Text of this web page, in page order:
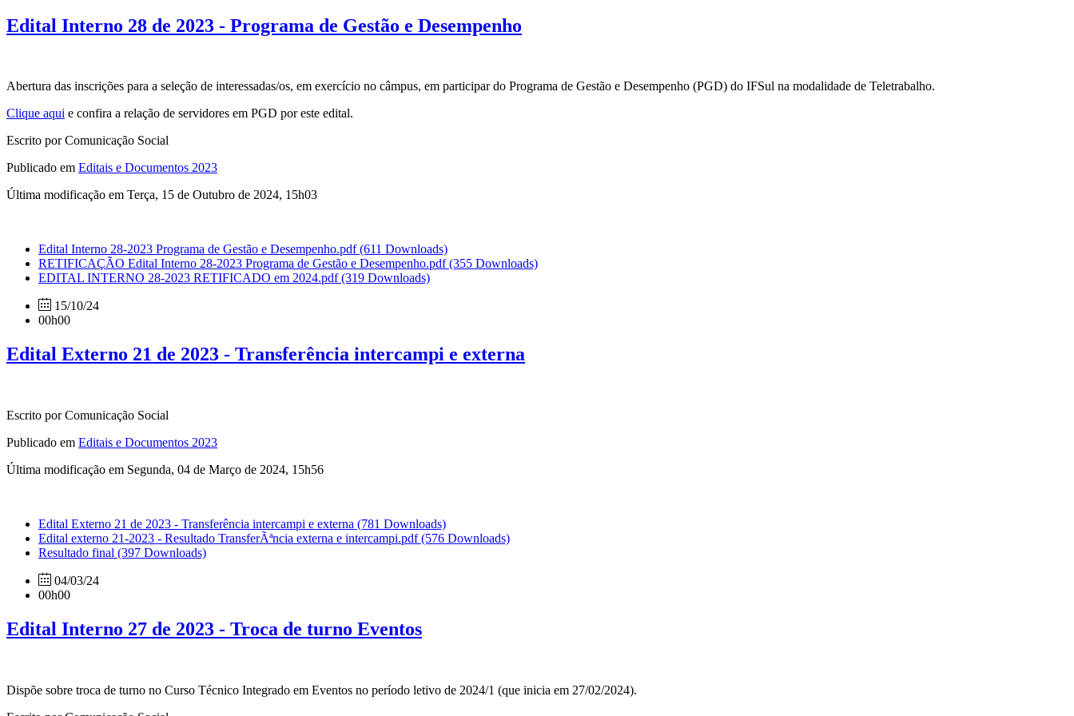
Edital Interno 28 de 2023 - Programa de Gestão e Desempenho
Abertura das inscrições para a seleção de interessadas/os, em exercício no câmpus, em participar do Programa de Gestão e Desempenho (PGD) do IFSul na modalidade de Teletrabalho.
Clique aqui e confira a relação de servidores em PGD por este edital.
Escrito por Comunicação Social
Publicado em Editais e Documentos 2023
Última modificação em Terça, 15 de Outubro de 2024, 15h03
Edital Interno 28-2023 Programa de Gestão e Desempenho.pdf(611 Downloads)
RETIFICAÇÃO Edital Interno 28-2023 Programa de Gestão e Desempenho.pdf(355 Downloads)
EDITAL INTERNO 28-2023 RETIFICADO em 2024.pdf(319 Downloads)
15/10/24
00h00
Edital Externo 21 de 2023 - Transferência intercampi e externa
Escrito por Comunicação Social
Publicado em Editais e Documentos 2023
Última modificação em Segunda, 04 de Março de 2024, 15h56
Edital Externo 21 de 2023 - Transferência intercampi e externa (781 Downloads)
Edital externo 21-2023 - Resultado TransferÃªncia externa e intercampi.pdf(576 Downloads)
Resultado final (397 Downloads)
04/03/24
00h00
Edital Interno 27 de 2023 - Troca de turno Eventos
Dispõe sobre troca de turno no Curso Técnico Integrado em Eventos no período letivo de 2024/1 (que inicia em 27/02/2024).